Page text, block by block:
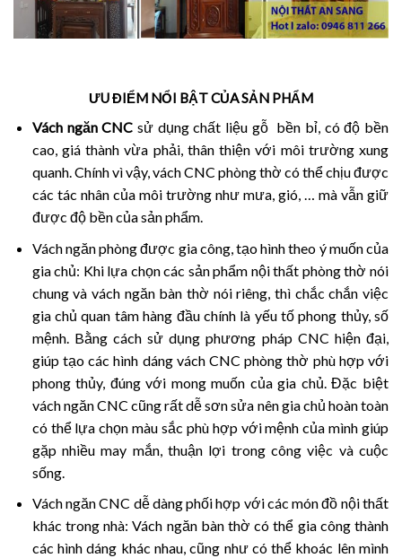
ƯU ĐIỂM NỔI BẬT CỦA SẢN PHẨM
Vách ngăn CNC sử dụng chất liệu gỗ bền bỉ, có độ bền
cao, giá thành vừa phải, thân thiện với môi trường xung
quanh. Chính vì vậy, vách CNC phòng thờ có thể chịu được
các tác nhân của môi trường như mưa, gió, … mà vẫn giữ
được độ bền của sản phẩm.
Vách ngăn phòng được gia công, tạo hình theo ý muốn của
gia chủ: Khi lựa chọn các sản phẩm nội thất phòng thờ nói
chung và vách ngăn bàn thờ nói riêng, thì chắc chắn việc
gia chủ quan tâm hàng đầu chính là yếu tố phong thủy, số
mệnh. Bằng cách sử dụng phương pháp CNC hiện đại,
giúp tạo các hình dáng vách CNC phòng thờ phù hợp với
phong thủy, đúng với mong muốn của gia chủ. Đặc biệt
vách ngăn CNC cũng rất dễ sơn sửa nên gia chủ hoàn toàn
có thể lựa chọn màu sắc phù hợp với mệnh của mình giúp
gặp nhiều may mắn, thuận lợi trong công việc và cuộc
sống.
Vách ngăn CNC dễ dàng phối hợp với các món đồ nội thất
khác trong nhà: Vách ngăn bàn thờ có thể gia công thành
các hình dáng khác nhau, cũng như có thể khoác lên mình